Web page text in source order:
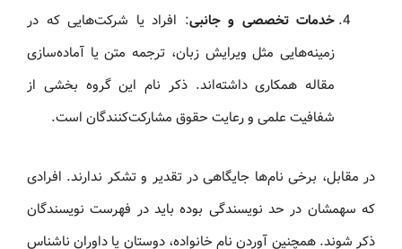
خدمات تخصصی و جانبی: افراد یا شرکت‌هایی که در
زمینه‌هایی مثل ویرایش زبان، ترجمه متن یا آماده‌سازی
مقاله همکاری داشته‌اند. ذکر نام این گروه بخشی از
شفافیت علمی و رعایت حقوق مشارکت‌کنندگان است.
در مقابل، برخی نام‌ها جایگاهی در تقدیر و تشکر ندارند. افرادی
که سهمشان در حد نویسندگی بوده باید در فهرست نویسندگان
ذکر شوند. همچنین آوردن نام خانواده، دوستان یا داوران ناشناس